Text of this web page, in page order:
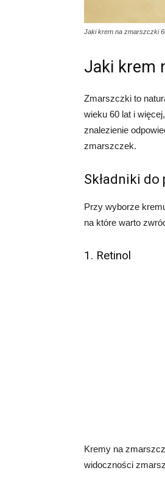
Jaki krem na zmarszczki
Jaki krem
Zmarszczki to
wieku 60 lat i
znalezienie
zmarszczek.
Składniki
Przy wyborze
na które warto
1. Retinol
Kremy na
widoczności